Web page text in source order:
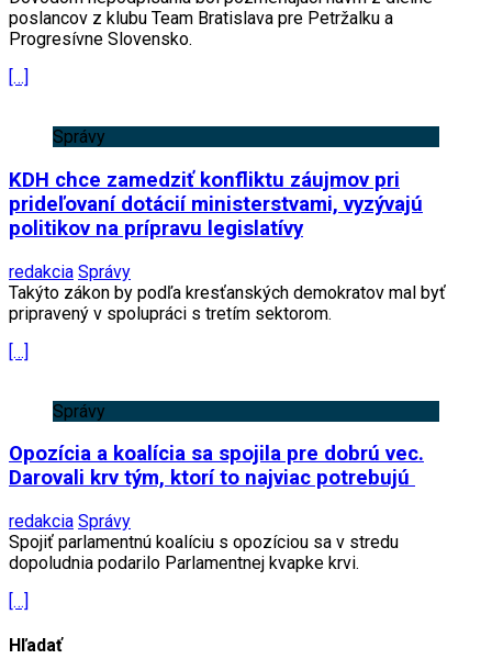
poslancov z klubu Team Bratislava pre Petržalku a
Progresívne Slovensko.
[…]
Správy
KDH chce zamedziť konfliktu záujmov pri
prideľovaní dotácií ministerstvami, vyzývajú
politikov na prípravu legislatívy
redakcia Správy
Takýto zákon by podľa kresťanských demokratov mal byť
pripravený v spolupráci s tretím sektorom.
[…]
Správy
Opozícia a koalícia sa spojila pre dobrú vec.
Darovali krv tým, ktorí to najviac potrebujú
redakcia Správy
Spojiť parlamentnú koalíciu s opozíciou sa v stredu
dopoludnia podarilo Parlamentnej kvapke krvi.
[…]
Hľadať